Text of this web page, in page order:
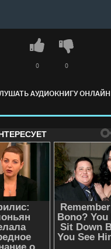
АУДИОКНИГУ ОНЛАЙН
0 0